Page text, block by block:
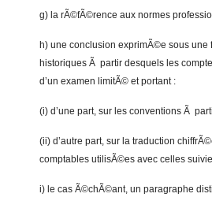
g) la rÃ©fÃ©rence aux normes
h) une conclusion exprimÃ©e sous
historiques Ã partir desquels les
d’un examen limitÃ© et portant :
(i) d’une part, sur les conventions Ã
(ii) d’autre part, sur la traduction
comptables utilisÃ©es avec celles
i) le cas Ã©chÃ©ant, un paragraphe